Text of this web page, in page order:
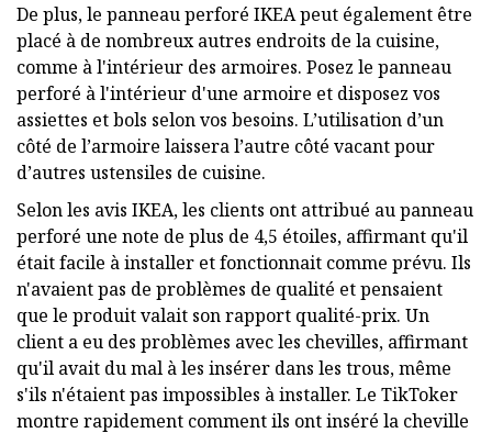
De plus, le panneau perforé IKEA peut également être
placé à de nombreux autres endroits de la cuisine,
comme à l'intérieur des armoires. Posez le panneau
perforé à l'intérieur d'une armoire et disposez vos
assiettes et bols selon vos besoins. L’utilisation d’un
côté de l’armoire laissera l’autre côté vacant pour
d’autres ustensiles de cuisine.
Selon les avis IKEA, les clients ont attribué au panneau
perforé une note de plus de 4,5 étoiles, affirmant qu'il
était facile à installer et fonctionnait comme prévu. Ils
n'avaient pas de problèmes de qualité et pensaient
que le produit valait son rapport qualité-prix. Un
client a eu des problèmes avec les chevilles, affirmant
qu'il avait du mal à les insérer dans les trous, même
s'ils n'étaient pas impossibles à installer. Le TikToker
montre rapidement comment ils ont inséré la cheville